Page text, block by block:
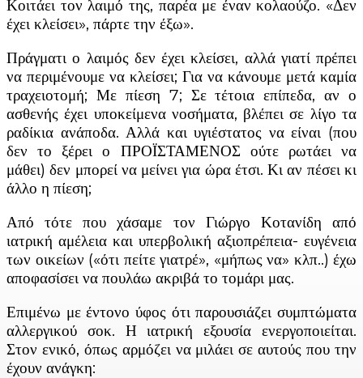
Κοιτάει τον λαιμό της, παρέα με έναν κολαούζο. «Δεν
έχει κλείσει», πάρτε την έξω».
Πράγματι ο λαιμός δεν έχει κλείσει, αλλά γιατί πρέπει
να περιμένουμε να κλείσει; Για να κάνουμε μετά καμία
τραχειοτομή; Με πίεση 7; Σε τέτοια επίπεδα, αν ο
ασθενής έχει υποκείμενα νοσήματα, βλέπει σε λίγο τα
ραδίκια ανάποδα. Αλλά και υγιέστατος να είναι (που
δεν το ξέρει ο ΠΡΟΪΣΤΑΜΕΝΟΣ ούτε ρωτάει να
μάθει) δεν μπορεί να μείνει για ώρα έτσι. Κι αν πέσει κι
άλλο η πίεση;
Από τότε που χάσαμε τον Γιώργο Κοτανίδη από
ιατρική αμέλεια και υπερβολική αξιοπρέπεια- ευγένεια
των οικείων («ότι πείτε γιατρέ», «μήπως να» κλπ..) έχω
αποφασίσει να πουλάω ακριβά το τομάρι μας.
Επιμένω με έντονο ύφος ότι παρουσιάζει συμπτώματα
αλλεργικού σοκ. Η ιατρική εξουσία ενεργοποιείται.
Στον ενικό, όπως αρμόζει να μιλάει σε αυτούς που την
έχουν ανάγκη: